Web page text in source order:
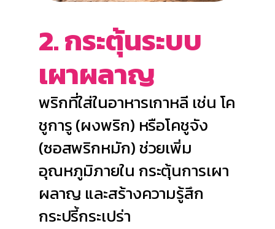
2. กระตุ้นระบบ
เผาผลาญ
พริกที่ใส่ในอาหารเกาหลี เช่น โค
ชูการู (ผงพริก) หรือโคชูจัง
(ซอสพริกหมัก) ช่วยเพิ่ม
อุณหภูมิภายใน กระตุ้นการเผา
ผลาญ และสร้างความรู้สึก
กระปรี้กระเปร่า